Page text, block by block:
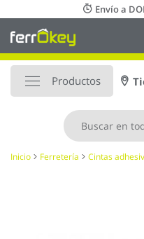
al
contenido
Envío a
Productos
Inicio Ferretería Cintas